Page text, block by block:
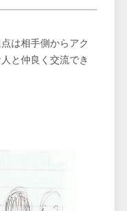
は相手側からアク
と仲良く交流でき